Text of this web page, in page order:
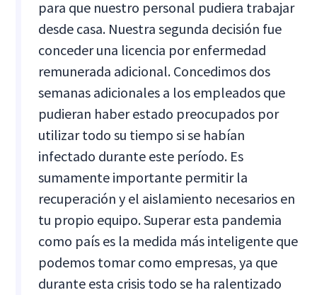
para que nuestro personal pudiera trabajar
desde casa. Nuestra segunda decisión fue
conceder una licencia por enfermedad
remunerada adicional. Concedimos dos
semanas adicionales a los empleados que
pudieran haber estado preocupados por
utilizar todo su tiempo si se habían
infectado durante este período. Es
sumamente importante permitir la
recuperación y el aislamiento necesarios en
tu propio equipo. Superar esta pandemia
como país es la medida más inteligente que
podemos tomar como empresas, ya que
durante esta crisis todo se ha ralentizado